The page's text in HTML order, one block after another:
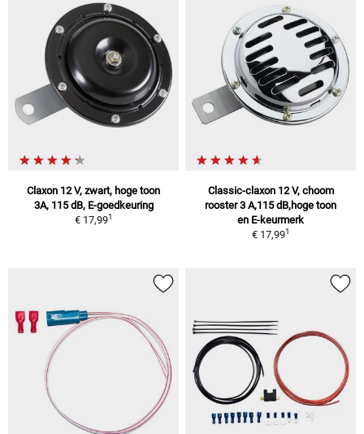
Claxon 12 V, zwart, hoge toon
3A, 115 dB, E-goedkeuring
€ 17,991
Classic-claxon 12 V, choom
rooster 3 A,115 dB,hoge toon
en E-keurmerk
€ 17,991